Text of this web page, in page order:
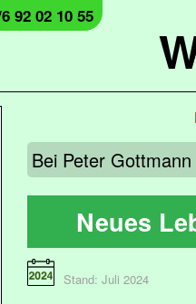
92 02 10 55
Bei Peter
Neues
Stand: Juli 2024